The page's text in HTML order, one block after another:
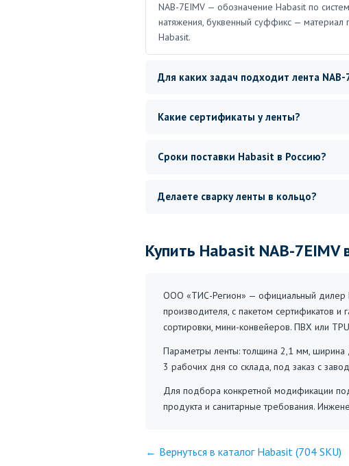
NAB-7EIMV — обозначение Habasit по
натяжения, буквенный суффикс —
Habasit.
Для каких задач подходит лента NAB-
Какие сертификаты у ленты?
Сроки поставки Habasit в Россию?
Делаете сварку ленты в кольцо?
Купить Habasit NAB-7EIMV
ООО «ТИС-Регион» — официальный дилер
производителя, с пакетом сертификатов и
сортировки, мини-конвейеров. ПВХ или
Параметры ленты: толщина 2,1 мм, ширина
3 рабочих дня со склада, под заказ с
Для подбора конкретной модификации
продукта и санитарные требования.
← Вернуться в каталог Habasit (704 SKU)